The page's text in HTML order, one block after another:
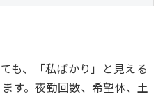
も、「私ばかり」と見える
す。夜勤回数、希望休、土